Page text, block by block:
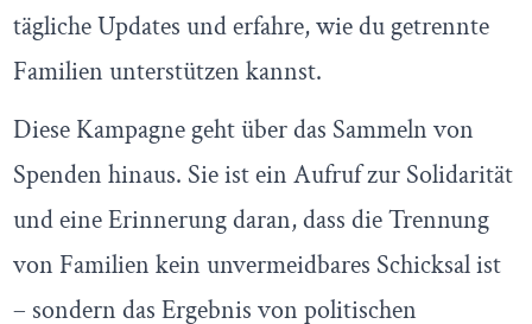
tägliche Updates und erfahre, wie du getrennte
Familien unterstützen kannst.
Diese Kampagne geht über das Sammeln von
Spenden hinaus. Sie ist ein Aufruf zur Solidarität
und eine Erinnerung daran, dass die Trennung
von Familien kein unvermeidbares Schicksal ist
– sondern das Ergebnis von politischen